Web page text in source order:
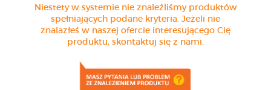
Niestety w systemie nie znaleźliśmy produktów
spełniających podane kryteria. Jeżeli nie
znalazłeś w naszej ofercie interesującego Cię
produktu, skontaktuj się z nami.